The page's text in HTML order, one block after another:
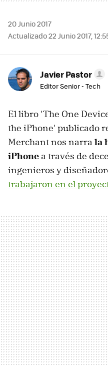
20 Junio 2017
Actualizado 22 Junio 2017,
Javier Pastor
Editor Senior - Tech
El libro 'The One
the iPhone' publicado
Merchant nos narra la
iPhone a través de
ingenieros y
trabajaron en el